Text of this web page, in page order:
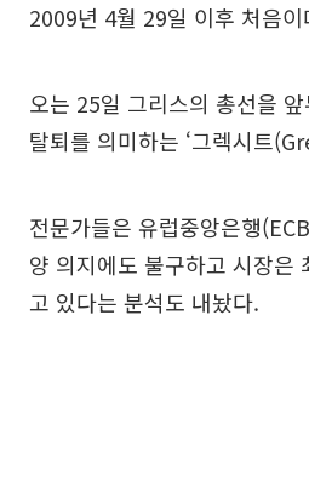
2009년 4월 29일 이후 처음이
오는 25일 그리스의 총선을
탈퇴를 의미하는 ‘그렉시트
전문가들은 유럽중앙은행
양 의지에도 불구하고 시장은
고 있다는 분석도 내놨다.